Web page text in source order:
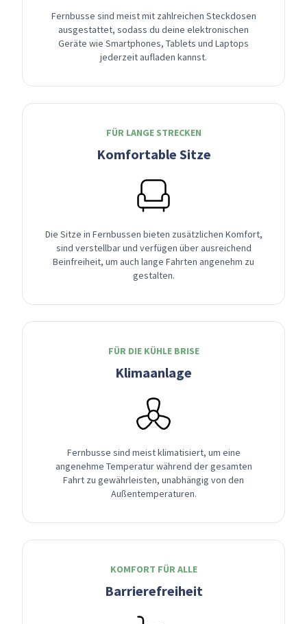
Fernbusse sind meist mit zahlreichen Steckdosen
ausgestattet, sodass du deine elektronischen
Geräte wie Smartphones, Tablets und Laptops
jederzeit aufladen kannst.
FÜR LANGE STRECKEN
Komfortable Sitze
Die Sitze in Fernbussen bieten zusätzlichen Komfort,
sind verstellbar und verfügen über ausreichend
Beinfreiheit, um auch lange Fahrten angenehm zu
gestalten.
FÜR DIE KÜHLE BRISE
Klimaanlage
Fernbusse sind meist klimatisiert, um eine
angenehme Temperatur während der gesamten
Fahrt zu gewährleisten, unabhängig von den
Außentemperaturen.
KOMFORT FÜR ALLE
Barrierefreiheit